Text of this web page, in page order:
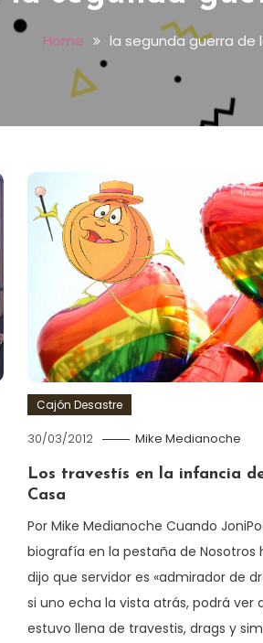
Home la segunda guerra de
Cajón Desastre
30/03/2012 Mike Medianoche
Los travestís en la infancia
Casa
Por Mike Medianoche Cuando
biografía en la pestaña de Nosotros
dijo que servidor es «admirador de
si uno echa la vista atrás, podrá ver
estuvo llena de travestis, drags y